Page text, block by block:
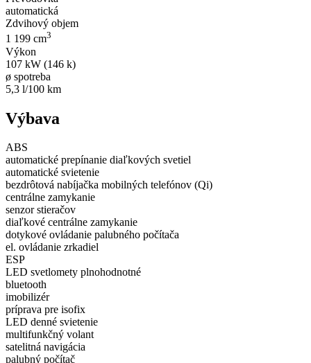
automatická
Zdvihový objem
1 199 cm3
Výkon
107 kW (146 k)
ø spotreba
5,3 l/100 km
Výbava
ABS
automatické prepínanie diaľkových svetiel
automatické svietenie
bezdrôtová nabíjačka mobilných telefónov (Qi)
centrálne zamykanie
senzor stieračov
diaľkové centrálne zamykanie
dotykové ovládanie palubného počítača
el. ovládanie zrkadiel
ESP
LED svetlomety plnohodnotné
bluetooth
imobilizér
príprava pre isofix
LED denné svietenie
multifunkčný volant
satelitná navigácia
palubný počítač